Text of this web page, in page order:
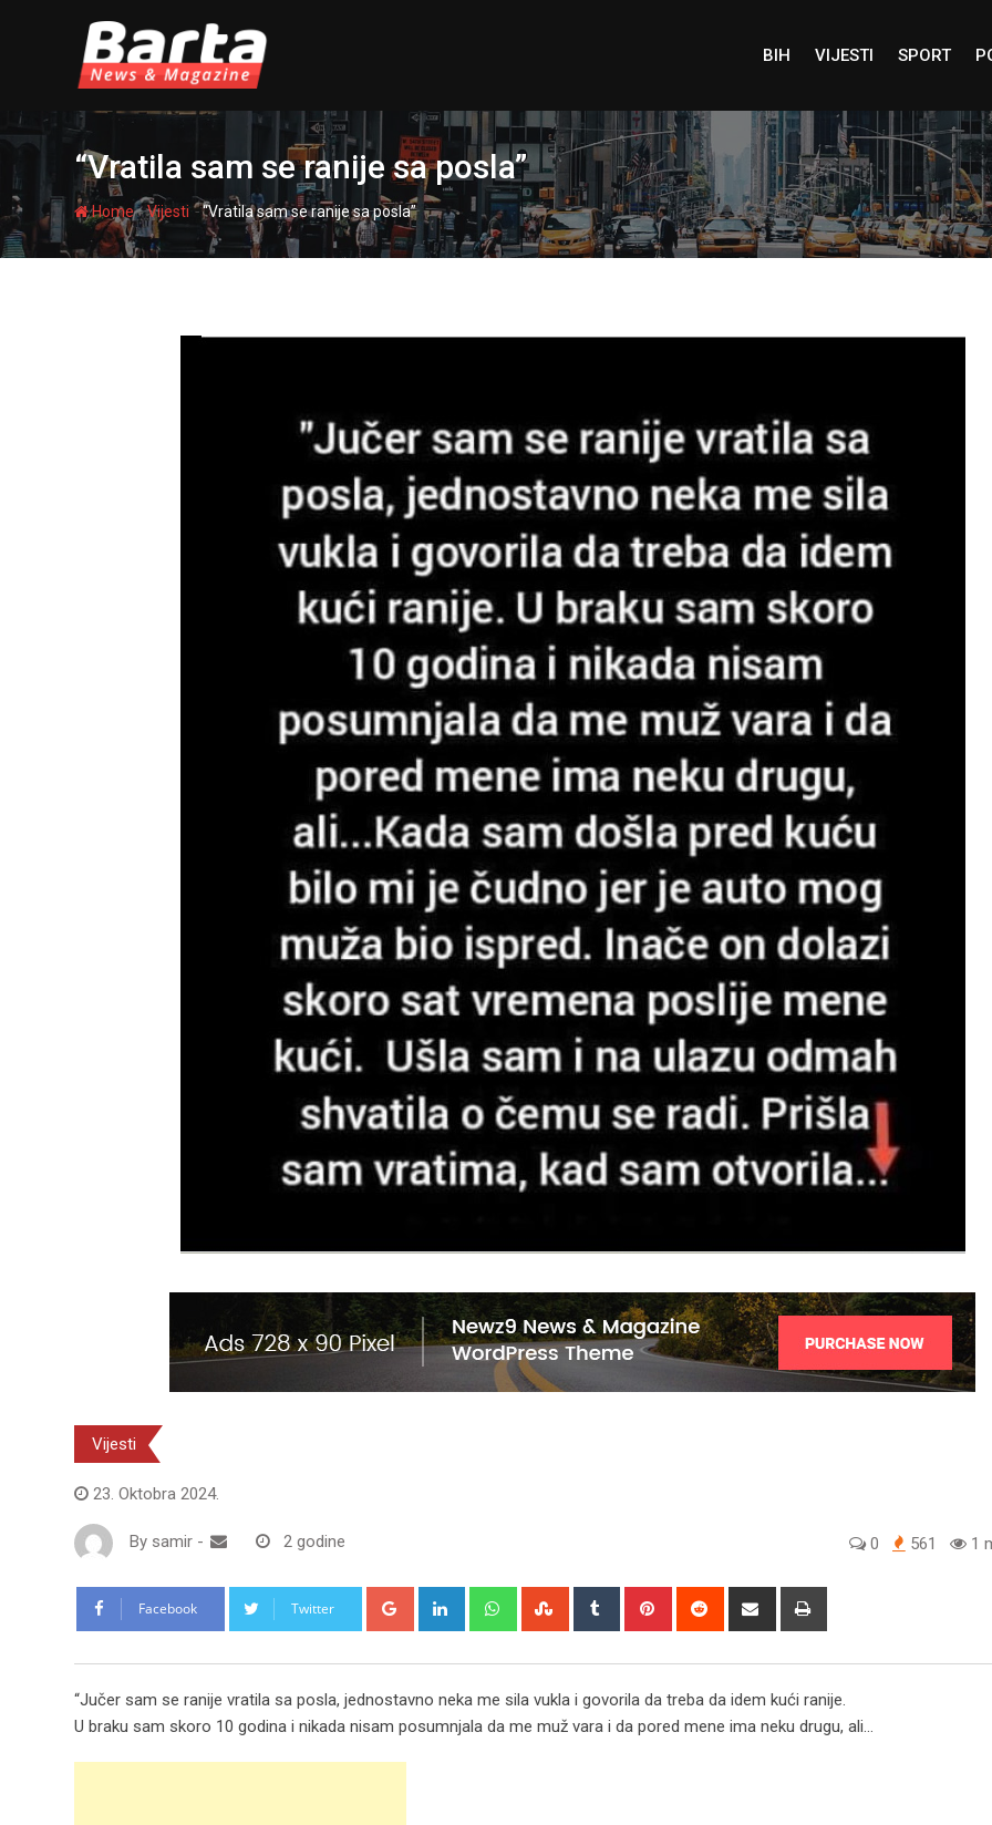
BIH VIJESTI SPORT
“Vratila sam se ranije sa posla”
Home-Vijesti -“Vratila sam se ranije sa posla”
Vijesti
23. Oktobra 2024.
By samir - 2 godine 0 561 1
Facebook Twitter Google+ LinkedIn WhatsappStumbleUpon
Tumblr Pinterest Reddit
Share
“Jučer sam se ranije vratila sa posla, jednostavno neka me sila vukla i govorila da treba da idem kući ranije.
U braku sam skoro 10 godina i nikada nisam posumnjala da me muž vara i da pored mene ima neku drugu, ali…